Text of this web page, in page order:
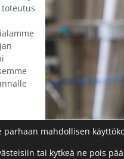
mahdollisen
tai kytkeä ne pois